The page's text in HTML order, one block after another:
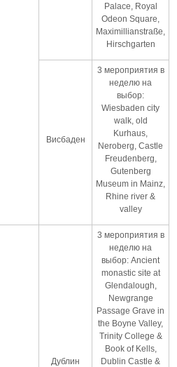
Palace, Royal
Odeon Square,
Maximillianstraße,
Hirschgarten
Висбаден
3 мероприятия в
неделю на
выбор:
Wiesbaden city
walk, old
Kurhaus,
Neroberg, Castle
Freudenberg,
Gutenberg
Museum in Mainz,
Rhine river &
valley
Дублин
3 мероприятия в
неделю на
выбор: Ancient
monastic site at
Glendalough,
Newgrange
Passage Grave in
the Boyne Valley,
Trinity College &
Book of Kells,
Dublin Castle &